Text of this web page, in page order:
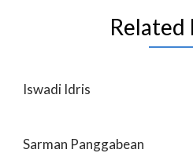
Related
Iswadi Idris
Sarman Panggabean